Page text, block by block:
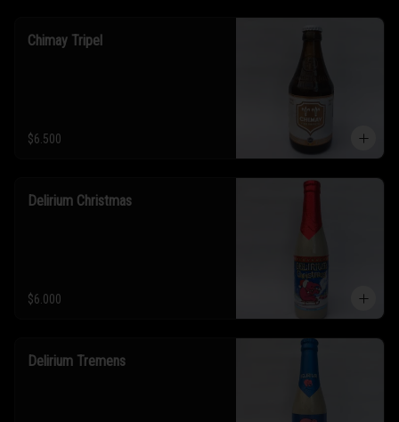
Chimay Tripel
$6.500
Delirium Christmas
$6.000
Delirium Tremens